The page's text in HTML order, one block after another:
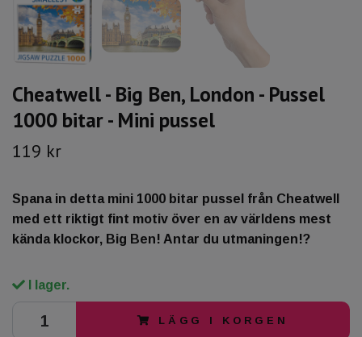
Cheatwell - Big Ben, London - Pussel
1000 bitar - Mini pussel
119 kr
Spana in detta mini 1000 bitar pussel från Cheatwell
med ett riktigt fint motiv över en av världens mest
kända klockor, Big Ben! Antar du utmaningen!?
I lager.
LÄGG I KORGEN